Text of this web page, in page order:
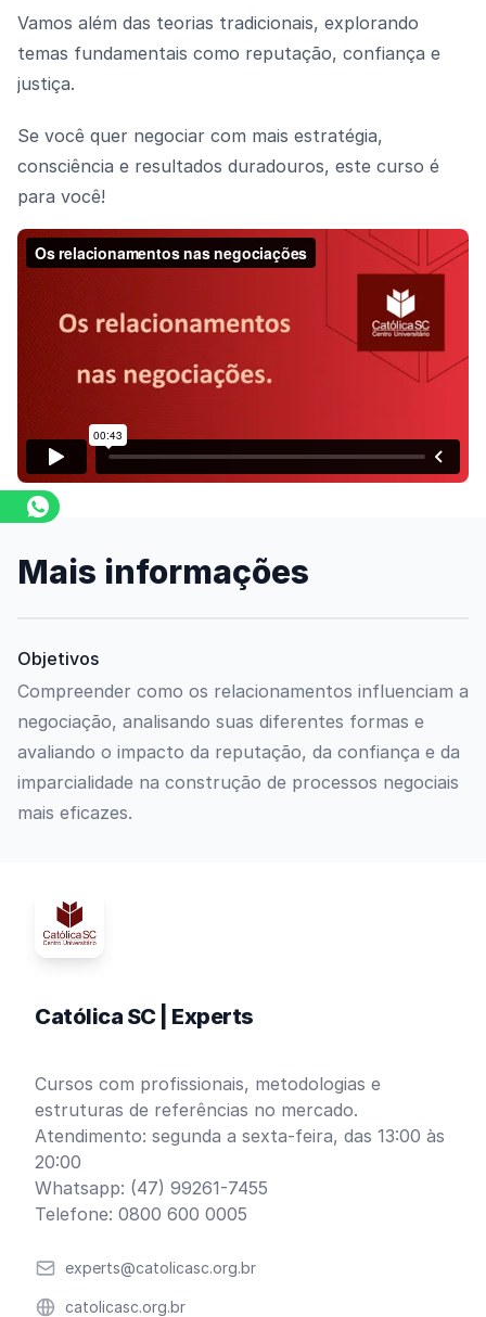
Vamos além das teorias tradicionais, explorando
temas fundamentais como reputação, confiança e
justiça.
Se você quer negociar com mais estratégia,
consciência e resultados duradouros, este curso é
para você!
Assista o vídeo
Mais informações
Objetivos
Compreender como os relacionamentos influenciam a
negociação, analisando suas diferentes formas e
avaliando o impacto da reputação, da confiança e da
imparcialidade na construção de processos negociais
mais eficazes.
Católica SC | Experts
Cursos com profissionais, metodologias e
estruturas de referências no mercado.
Atendimento: segunda a sexta-feira, das 13:00 às
20:00
Whatsapp: (47) 99261-7455
Telefone: 0800 600 0005
Emailexperts@catolicasc.org.br
Websitecatolicasc.org.br